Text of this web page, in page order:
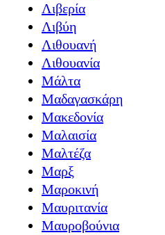
Λιβερία
Λιβύη
Λιθουανή
Λιθουανία
Μάλτα
Μαδαγασκάρη
Μακεδονία
Μαλαισία
Μαλτέζα
Μαρξ
Μαροκινή
Μαυριτανία
Μαυροβούνια